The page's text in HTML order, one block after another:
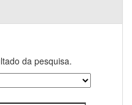
da pesquisa.